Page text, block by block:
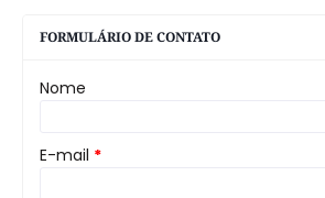
FORMULÁRIO DE CONTATO
Nome
E-mail *